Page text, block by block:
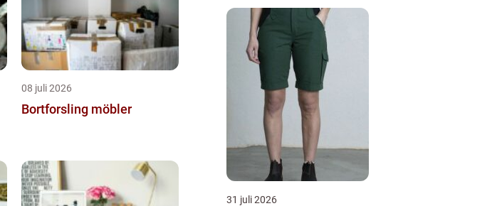
08 juli 2026
Bortforsling möbler
31 juli 2026